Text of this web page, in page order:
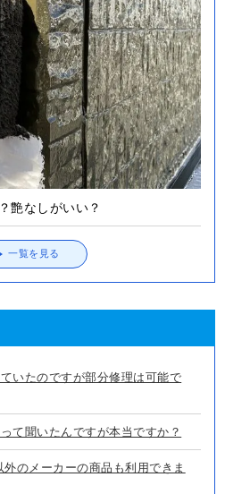
艶なしがいい？
一覧を見る
いたのですが部分修理は可能で
て聞いたんですが本当ですか？
のメーカーの商品も利用できま